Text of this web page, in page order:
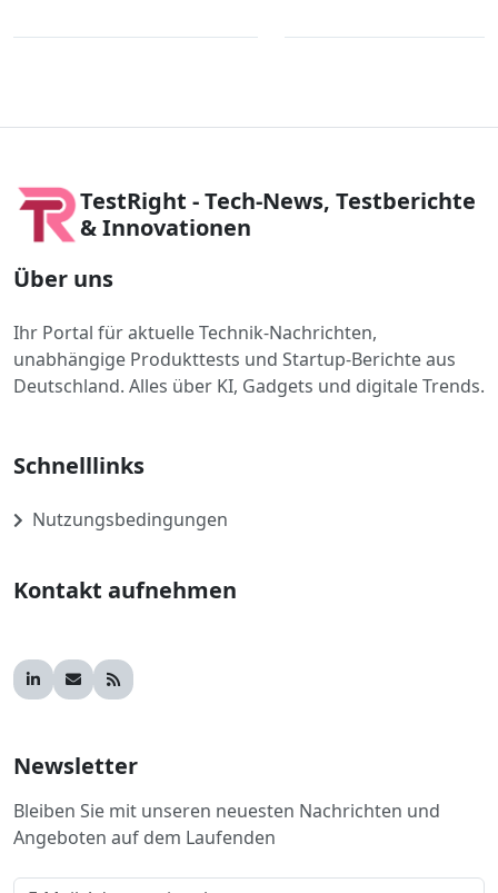
TestRight - Tech-News, Testberichte
& Innovationen
Über uns
Ihr Portal für aktuelle Technik-Nachrichten,
unabhängige Produkttests und Startup-Berichte aus
Deutschland. Alles über KI, Gadgets und digitale Trends.
Schnelllinks
Nutzungsbedingungen
Kontakt aufnehmen
Newsletter
Bleiben Sie mit unseren neuesten Nachrichten und
Angeboten auf dem Laufenden